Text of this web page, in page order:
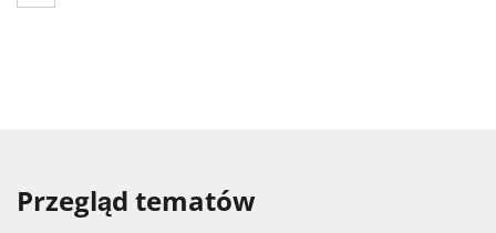
Przegląd tematów